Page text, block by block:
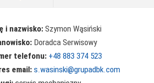
i nazwisko:Szymon Wąsiński
Doradca Serwisowy
telefonu: +48 883 374 523
email: s.wasinski@grupadbk.com